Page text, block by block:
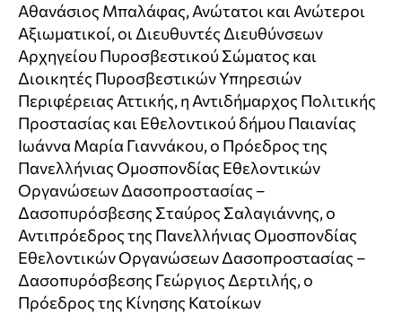
Αθανάσιος Μπαλάφας, Ανώτατοι και Ανώτεροι
Αξιωματικοί, οι Διευθυντές Διευθύνσεων
Αρχηγείου Πυροσβεστικού Σώματος και
Διοικητές Πυροσβεστικών Υπηρεσιών
Περιφέρειας Αττικής, η Αντιδήμαρχος Πολιτικής
Προστασίας και Εθελοντικού δήμου Παιανίας
Ιωάννα Μαρία Γιαννάκου, ο Πρόεδρος της
Πανελλήνιας Ομοσπονδίας Εθελοντικών
Οργανώσεων Δασοπροστασίας –
Δασοπυρόσβεσης Σταύρος Σαλαγιάννης, ο
Αντιπρόεδρος της Πανελλήνιας Ομοσπονδίας
Εθελοντικών Οργανώσεων Δασοπροστασίας –
Δασοπυρόσβεσης Γεώργιος Δερτιλής, ο
Πρόεδρος της Κίνησης Κατοίκων